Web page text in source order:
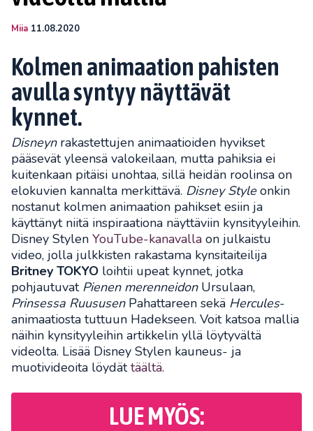
Miia 11.08.2020
Kolmen animaation pahisten
avulla syntyy näyttävät
kynnet.
Disneynrakastettujen animaatioiden hyvikset
pääsevät yleensä valokeilaan, mutta pahiksia ei
kuitenkaan pitäisi unohtaa, sillä heidän roolinsa on
elokuvien kannalta merkittävä. Disney Styleonkin
nostanut kolmen animaation pahikset esiin ja
käyttänyt niitä inspiraationa näyttäviin kynsityyleihin.
Disney Stylen YouTube-kanavalla on julkaistu
video, jolla julkkisten rakastama kynsitaiteilija
Britney TOKYO loihtii upeat kynnet, jotka
pohjautuvatPienen merenneidonUrsulaan,
Prinsessa RuususenPahattareen sekä Hercules-
animaatiosta tuttuun Hadekseen. Voit katsoa mallia
näihin kynsityyleihin artikkelin yllä löytyvältä
videolta. Lisää Disney Stylen kauneus- ja
muotivideoita löydättäältä.
LUE MYÖS: